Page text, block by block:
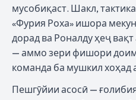
мусобиқаст. Шакл,
«Фурия Роха» ишора
дорад ва Роналду ҳеҷ
— аммо зери фишори
команда ба мушкил хоҳад
Пешгӯйии асосӣ —